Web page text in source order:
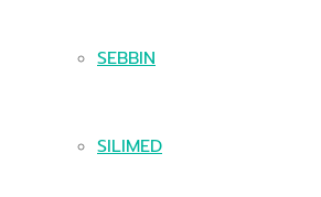
SEBBIN
SILIMED